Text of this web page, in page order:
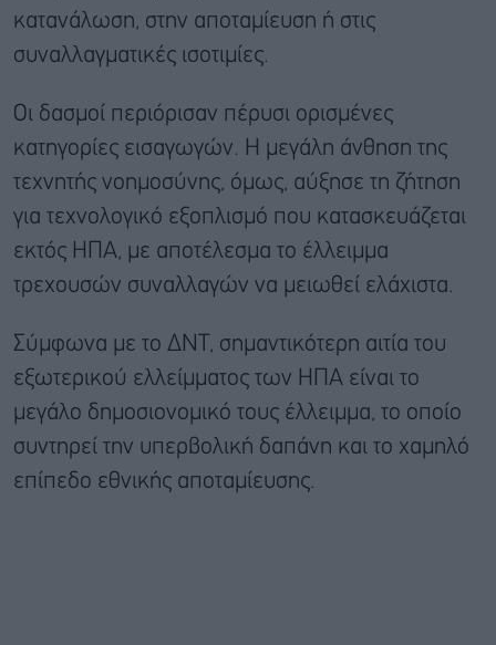
κατανάλωση, στην αποταμίευση ή στις
συναλλαγματικές ισοτιμίες.
Οι δασμοί περιόρισαν πέρυσι ορισμένες
κατηγορίες εισαγωγών. Η μεγάλη άνθηση της
τεχνητής νοημοσύνης, όμως, αύξησε τη ζήτηση
για τεχνολογικό εξοπλισμό που κατασκευάζεται
εκτός ΗΠΑ, με αποτέλεσμα το έλλειμμα
τρεχουσών συναλλαγών να μειωθεί ελάχιστα.
Σύμφωνα με το ΔΝΤ, σημαντικότερη αιτία του
εξωτερικού ελλείμματος των ΗΠΑ είναι το
μεγάλο δημοσιονομικό τους έλλειμμα, το οποίο
συντηρεί την υπερβολική δαπάνη και το χαμηλό
επίπεδο εθνικής αποταμίευσης.